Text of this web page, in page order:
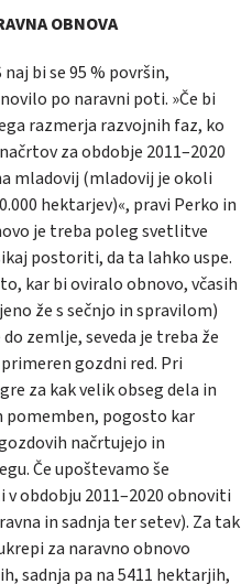
OBNOVA
bi se 95 % površin,
po naravni poti. »Če bi
razmerja razvojnih faz, ko
za obdobje 2011–2020
mladovij (mladovij je okoli
hektarjev)«, pravi Perko in
je treba poleg svetlitve
postoriti, da ta lahko uspe.
kar bi oviralo obnovo, včasih
že s sečnjo in spravilom)
zemlje, seveda je treba že
gozdni red. Pri
za kak velik obseg dela in
pomemben, pogosto kar
načrtujejo in
Če upoštevamo še
obdobju 2011–2020 obnoviti
in sadnja ter setev). Za tak
za naravno obnovo
sadnja pa na 5411 hektarjih,